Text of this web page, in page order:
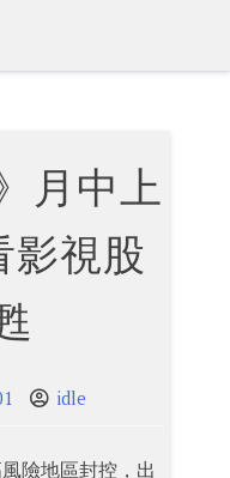
月中上
影視股
idle
險地區封控，出